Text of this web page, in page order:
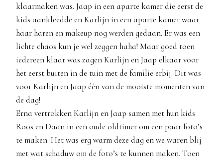
klaarmaken was. Jaap in een aparte kamer die eerst de
kids aankleedde en Karlijn in een aparte kamer waar
haar haren en makeup nog werden gedaan. Er was een
lichte chaos kun je wel zeggen haha! Maar goed toen
iedereen klaar was zagen Karlijn en Jaap elkaar voor
het eerst buiten in de tuin met de familie erbij. Dit was
voor Karlijn en Jaap één van de mooiste momenten van
de dag!
Erna vertrokken Karlijn en Jaap samen met hun kids
Roos en Daan in een oude oldtimer om een paar foto’s
te maken. Het was erg warm deze dag en we waren blij
met wat schaduw om de foto’s te kunnen maken. Toen